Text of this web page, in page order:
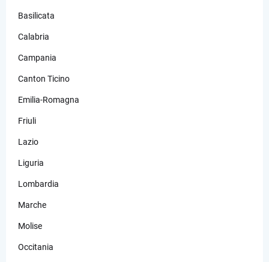
Basilicata
Calabria
Campania
Canton Ticino
Emilia-Romagna
Friuli
Lazio
Liguria
Lombardia
Marche
Molise
Occitania